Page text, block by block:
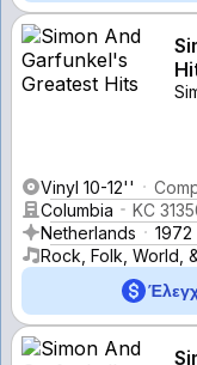
Vinyl 10-12''
Columbia
KC
Netherlands
1972
Rock, Folk, World,